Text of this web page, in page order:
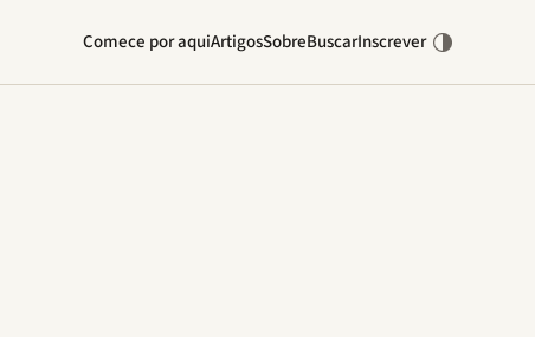
Comece por aquiArtigosSobreBuscarInscrever